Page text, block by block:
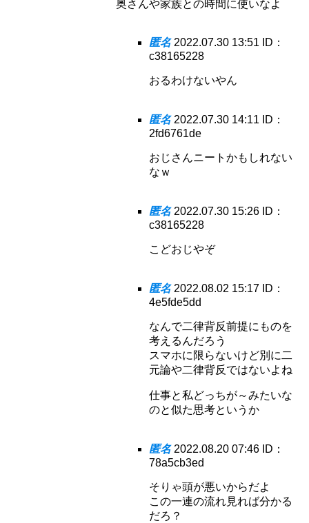
奥さんや家族との時間に使いなよ
匿名 2022.07.30 13:51
ID：
c38165228
おるわけないやん
匿名 2022.07.30 14:11
ID：
2fd6761de
おじさんニートかもしれない
なｗ
匿名 2022.07.30 15:26 ID：
c38165228
こどおじやぞ
匿名 2022.08.02 15:17 ID：
4e5fde5dd
なんで二律背反前提にものを
考えるんだろう
スマホに限らないけど別に二
元論や二律背反ではないよね
仕事と私どっちが～みたいな
のと似た思考というか
匿名 2022.08.20 07:46 ID：
78a5cb3ed
そりゃ頭が悪いからだよ
この一連の流れ見れば分かる
だろ？